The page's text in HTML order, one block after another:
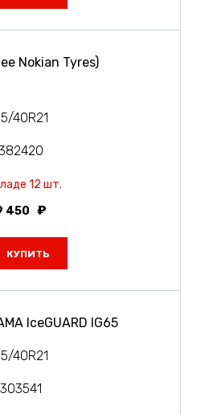
Nokian Tyres)
40R21
12 шт.
450
КУПИТЬ
IceGUARD IG65
40R21